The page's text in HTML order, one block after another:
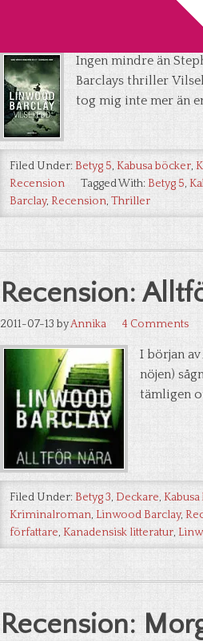
Ingen mindre än
Barclays thriller
tog mig inte mer än
Filed Under:Betyg 5, Kabusa böcker,
Recension
Tagged With:Betyg 5,
Barclay, Recension, Thriller
Recension:
2011-07-13 byAnnika 4 Comments
I början
nöjen)
tämligen
Filed Under: Betyg 3, Deckare,
Kriminalroman, Linwood Barclay,
författare, Kanadensisk litteratur,
Recension: